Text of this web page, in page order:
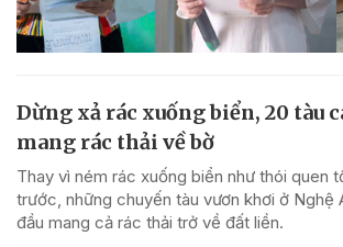
Dừng xả rác xuống biển, 20 tàu
mang rác thải về bờ
Thay vì ném rác xuống biển như thói quen
trước, những chuyến tàu vươn khơi ở Nghệ
đầu mang cả rác thải trở về đất liền.